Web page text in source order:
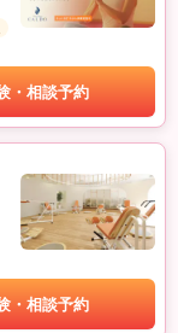
・相談予約
・相談予約